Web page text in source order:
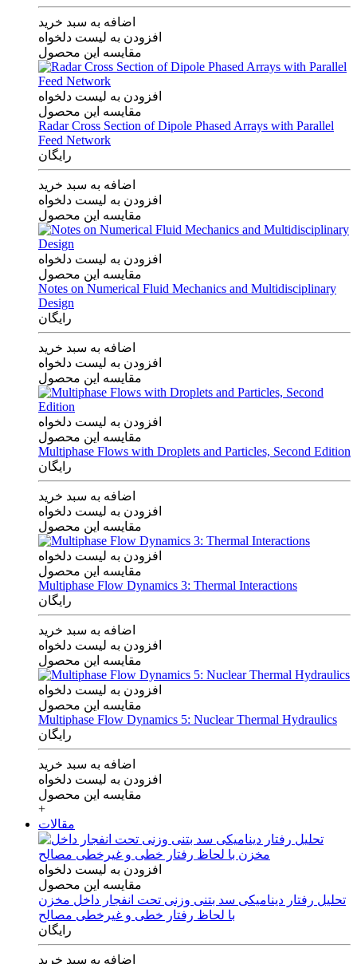
اضافه به سبد خرید
افزودن به لیست دلخواه
مقایسه این محصول
افزودن به لیست دلخواه
مقایسه این محصول
Radar Cross Section of Dipole Phased Arrays with Parallel
Feed Network
رایگان
اضافه به سبد خرید
افزودن به لیست دلخواه
مقایسه این محصول
افزودن به لیست دلخواه
مقایسه این محصول
Notes on Numerical Fluid Mechanics and Multidisciplinary
Design
رایگان
اضافه به سبد خرید
افزودن به لیست دلخواه
مقایسه این محصول
افزودن به لیست دلخواه
مقایسه این محصول
Multiphase Flows with Droplets and Particles, Second Edition
رایگان
اضافه به سبد خرید
افزودن به لیست دلخواه
مقایسه این محصول
افزودن به لیست دلخواه
مقایسه این محصول
Multiphase Flow Dynamics 3: Thermal Interactions
رایگان
اضافه به سبد خرید
افزودن به لیست دلخواه
مقایسه این محصول
افزودن به لیست دلخواه
مقایسه این محصول
Multiphase Flow Dynamics 5: Nuclear Thermal Hydraulics
رایگان
اضافه به سبد خرید
افزودن به لیست دلخواه
مقایسه این محصول
+
مقالات
افزودن به لیست دلخواه
مقایسه این محصول
تحلیل رفتار دینامیکی سد بتنی وزنی تحت انفجار داخل مخزن
با لحاظ رفتار خطی و غیرخطی مصالح
رایگان
اضافه به سبد خرید